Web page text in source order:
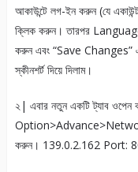
আকাউন্টে লগ-ইন করুন (যে
ক্লিক করুন। তারপর
করুন এবং “Save Changes” এ
স্কীনশর্ট দিয়ে দিলাম।
২| এবার নতুন একটি ট্যাব ওপেন
করুন। 139.0.2.162 Port: